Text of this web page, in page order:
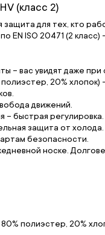
(класс 2)
защита для тех, кто
EN ISO 20471 (2
– вас увидят даже при
20%
движений.
– быстрая регулировка.
защита от
безопасности.
носке.
полиэстер, 20%